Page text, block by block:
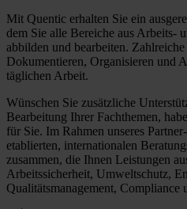
Mit Quentic erhalten Sie ein
dem Sie alle Bereiche aus Arbeits-
abbilden und bearbeiten.
Dokumentieren, Organisieren und
täglichen Arbeit.
Wünschen Sie zusätzliche
Bearbeitung Ihrer Fachthemen,
für Sie. Im Rahmen unseres
etablierten, internationalen
zusammen, die Ihnen Leistungen
Arbeitssicherheit, Umweltschutz,
Qualitätsmanagement, Compliance